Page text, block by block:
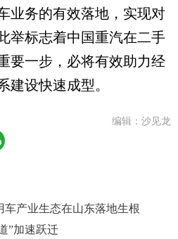
业务的有效落地，实现对
举标志着中国重汽在二手
要一步，必将有效助力经
建设快速成型。
编辑：沙见龙
产业生态在山东落地生根
”加速跃迁